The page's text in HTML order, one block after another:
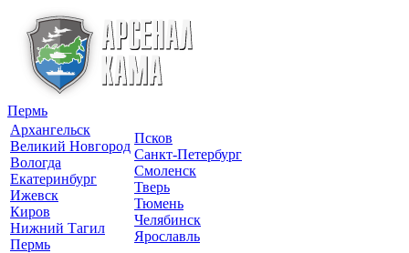
Пермь
Архангельск
Великий Новгород
Вологда
Екатеринбург
Ижевск
Киров
Нижний Тагил
Пермь
Псков
Санкт-Петербург
Смоленск
Тверь
Тюмень
Челябинск
Ярославль